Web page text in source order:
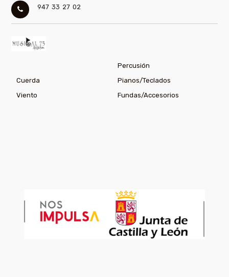
947 33 27 02
Percusión
Cuerda
Pianos/Teclados
Viento
Fundas/Accesorios